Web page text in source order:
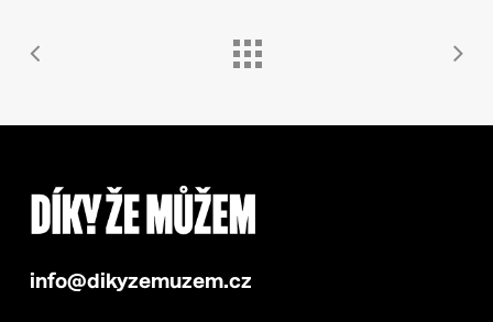
info@dikyzemuzem.cz